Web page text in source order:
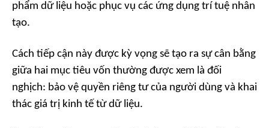
phẩm dữ liệu hoặc phục vụ các ứng dụng trí tuệ nhân
tạo.
Cách tiếp cận này được kỳ vọng sẽ tạo ra sự cân bằng
giữa hai mục tiêu vốn thường được xem là đối
nghịch: bảo vệ quyền riêng tư của người dùng và khai
thác giá trị kinh tế từ dữ liệu.